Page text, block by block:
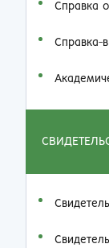
Справка
Справка-